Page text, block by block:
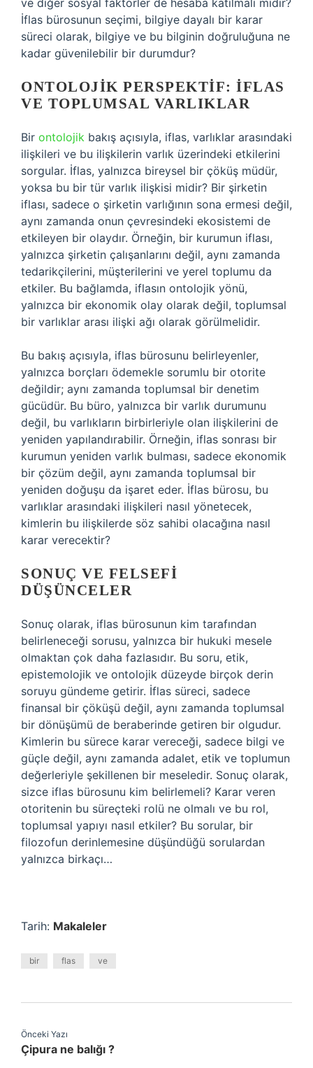
ve diğer sosyal faktörler de hesaba katılmalı mıdır?
İflas bürosunun seçimi, bilgiye dayalı bir karar
süreci olarak, bilgiye ve bu bilginin doğruluğuna ne
kadar güvenilebilir bir durumdur?
ONTOLOJIK PERSPEKTIF: İFLAS
VE TOPLUMSAL VARLIKLAR
Bir ontolojik bakış açısıyla, iflas, varlıklar arasındaki
ilişkileri ve bu ilişkilerin varlık üzerindeki etkilerini
sorgular. İflas, yalnızca bireysel bir çöküş müdür,
yoksa bu bir tür varlık ilişkisi midir? Bir şirketin
iflası, sadece o şirketin varlığının sona ermesi değil,
aynı zamanda onun çevresindeki ekosistemi de
etkileyen bir olaydır. Örneğin, bir kurumun iflası,
yalnızca şirketin çalışanlarını değil, aynı zamanda
tedarikçilerini, müşterilerini ve yerel toplumu da
etkiler. Bu bağlamda, iflasın ontolojik yönü,
yalnızca bir ekonomik olay olarak değil, toplumsal
bir varlıklar arası ilişki ağı olarak görülmelidir.
Bu bakış açısıyla, iflas bürosunu belirleyenler,
yalnızca borçları ödemekle sorumlu bir otorite
değildir; aynı zamanda toplumsal bir denetim
gücüdür. Bu büro, yalnızca bir varlık durumunu
değil, bu varlıkların birbirleriyle olan ilişkilerini de
yeniden yapılandırabilir. Örneğin, iflas sonrası bir
kurumun yeniden varlık bulması, sadece ekonomik
bir çözüm değil, aynı zamanda toplumsal bir
yeniden doğuşu da işaret eder. İflas bürosu, bu
varlıklar arasındaki ilişkileri nasıl yönetecek,
kimlerin bu ilişkilerde söz sahibi olacağına nasıl
karar verecektir?
SONUÇ VE FELSEFI
DÜŞÜNCELER
Sonuç olarak, iflas bürosunun kim tarafından
belirleneceği sorusu, yalnızca bir hukuki mesele
olmaktan çok daha fazlasıdır. Bu soru, etik,
epistemolojik ve ontolojik düzeyde birçok derin
soruyu gündeme getirir. İflas süreci, sadece
finansal bir çöküşü değil, aynı zamanda toplumsal
bir dönüşümü de beraberinde getiren bir olgudur.
Kimlerin bu sürece karar vereceği, sadece bilgi ve
güçle değil, aynı zamanda adalet, etik ve toplumun
değerleriyle şekillenen bir meseledir. Sonuç olarak,
sizce iflas bürosunu kim belirlemeli? Karar veren
otoritenin bu süreçteki rolü ne olmalı ve bu rol,
toplumsal yapıyı nasıl etkiler? Bu sorular, bir
filozofun derinlemesine düşündüğü sorulardan
yalnızca birkaçı…
Tarih: Makaleler
bir flas ve
Önceki Yazı
Çipura ne balığı ?